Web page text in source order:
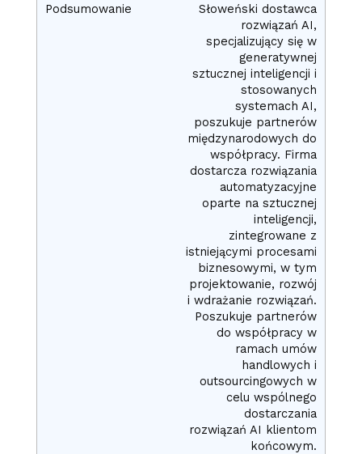
Słoweński dostawca
rozwiązań AI,
specjalizujący się w
generatywnej
sztucznej inteligencji i
stosowanych
systemach AI,
poszukuje partnerów
międzynarodowych do
współpracy. Firma
dostarcza rozwiązania
automatyzacyjne
oparte na sztucznej
inteligencji,
zintegrowane z
istniejącymi procesami
biznesowymi, w tym
projektowanie, rozwój
i wdrażanie rozwiązań.
Poszukuje partnerów
do współpracy w
ramach umów
handlowych i
outsourcingowych w
celu wspólnego
dostarczania
rozwiązań AI klientom
końcowym.